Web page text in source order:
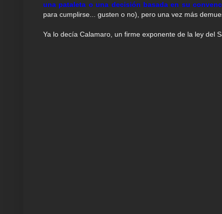
una pataleta o una decisión basada en su
para cumplirse... gusten o no), pero una vez más
Ya lo decía Calamaro, un firme exponente de la ley del